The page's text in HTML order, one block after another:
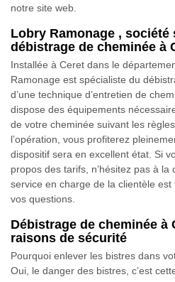
notre site web.
Lobry Ramonage , société
débistrage de cheminée à
Installée à Ceret dans le
Ramonage est spécialiste du
d’une technique d’entretien de
dispose des équipements
de votre cheminée suivant les
l’opération, vous profiterez
dispositif sera en excellent état. Si
propos des tarifs, n’hésitez pas à
service en charge de la clientèle
vos questions.
Débistrage de cheminée à
raisons de sécurité
Pourquoi enlever les bistres dans
Oui, le danger des bistres, c’est